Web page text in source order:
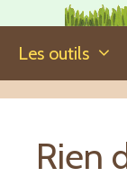
Les outils
Rien